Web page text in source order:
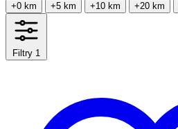
+0 km
+5 km +10 km +20 km
Filtry 1